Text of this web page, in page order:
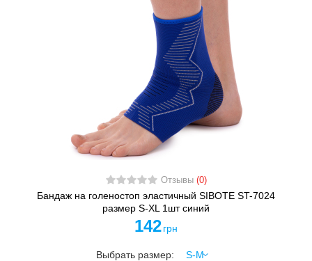
Отзывы (0)
Бандаж на голеностоп эластичный SIBOTE ST-7024
размер S-XL 1шт синий
142 грн
Выбрать размер: